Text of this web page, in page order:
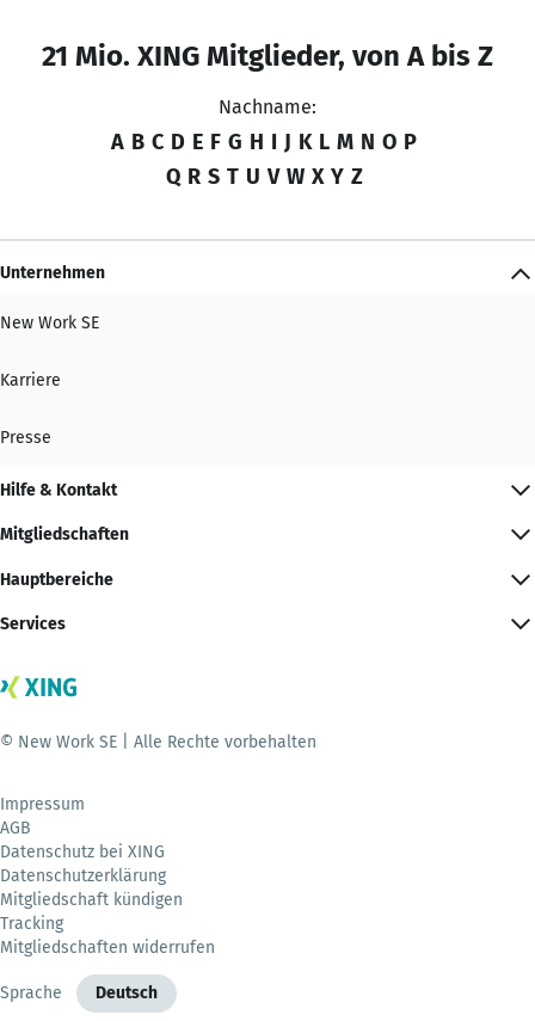
21 Mio. XING Mitglieder, von A bis Z
Nachname:
A B C D E F G H I J K L M N O P
Q R S T U V W X Y Z
Unternehmen
New Work SE
Karriere
Presse
Hilfe & Kontakt
Mitgliedschaften
Hauptbereiche
Services
© New Work SE | Alle Rechte vorbehalten
Impressum
AGB
Datenschutz bei XING
Datenschutzerklärung
Mitgliedschaft kündigen
Tracking
Mitgliedschaften widerrufen
Sprache Deutsch